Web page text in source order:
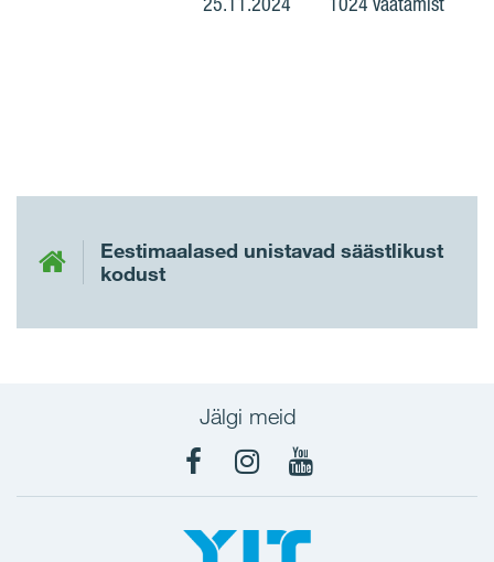
Eestimaalased unistavad säästlikust
kodust
Jälgi meid
FacebookInstagram
YouTube